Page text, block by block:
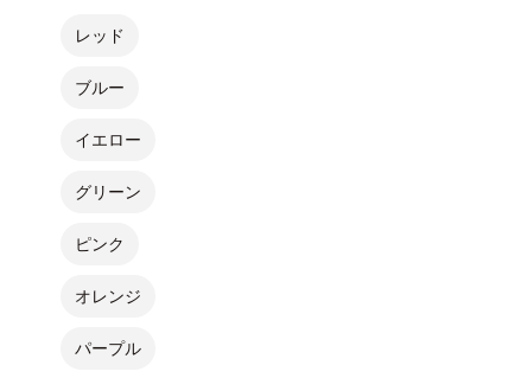
レッド
ブルー
イエロー
グリーン
ピンク
オレンジ
パープル